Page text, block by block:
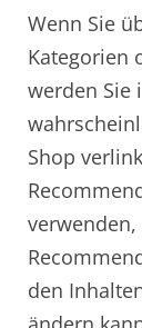
Wenn Sie
Kategorien
werden Sie
Shop
den